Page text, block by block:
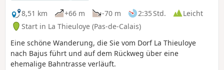
8,51 km
+66 m -70 m 2:35 Std.
Leicht
Start in La Thieuloye (Pas-de-Calais)
Eine schöne Wanderung, die Sie vom Dorf La Thieuloye
nach Bajus führt und auf dem Rückweg über eine
ehemalige Bahntrasse verläuft.